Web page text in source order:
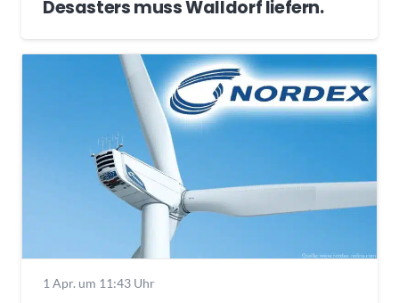
Desasters muss Walldorf liefern.
1 Apr. um 11:43 Uhr